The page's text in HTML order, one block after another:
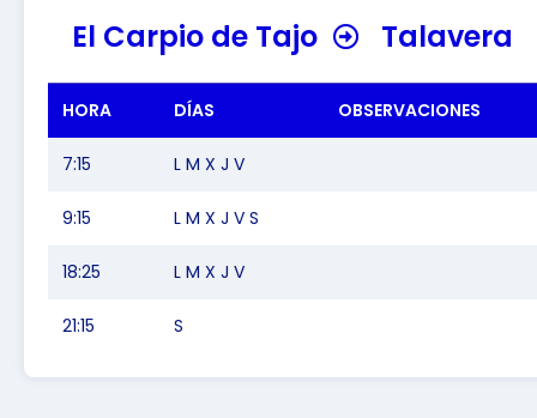
El Carpio de Tajo Talavera
HORA DÍAS OBSERVACIONES
7:15 L M X J V
9:15 L M X J V S
18:25 L M X J V
21:15 S